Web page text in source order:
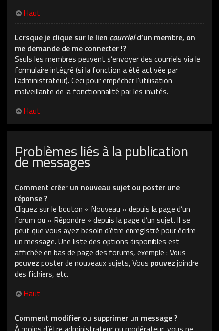
Haut
Lorsque je clique sur le lien courrield’un membre, on
me demande de me connecter !?
Seuls les membres peuvent s’envoyer des courriels via le
formulaire intégré (si la fonction a été activée par
l’administrateur). Ceci pour empêcher l’utilisation
malveillante de la fonctionnalité par les invités.
Haut
Problèmes liés à la publication
de messages
Comment créer un nouveau sujet ou poster une
réponse ?
Cliquez sur le bouton « Nouveau » depuis la page d’un
forum ou « Répondre » depuis la page d’un sujet. Il se
peut que vous ayez besoin d’être enregistré pour écrire
un message. Une liste des options disponibles est
affichée en bas de page des forums, exemple : Vous
pouvez poster de nouveaux sujets, Vous pouvez joindre
des fichiers, etc.
Haut
Comment modifier ou supprimer un message ?